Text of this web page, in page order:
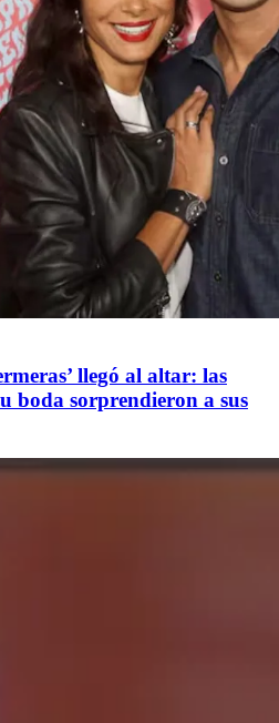
llegó al altar: las
boda sorprendieron a sus